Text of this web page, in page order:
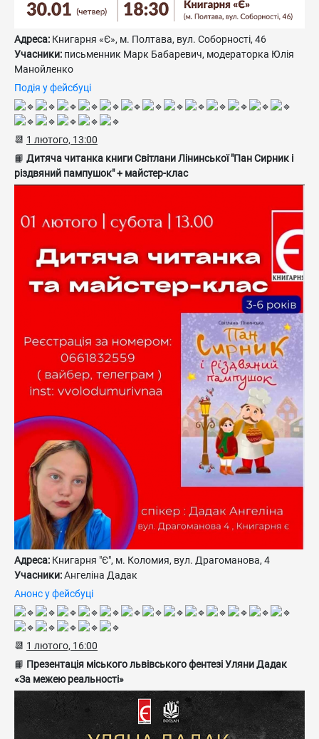
Адреса: Книгарня «Є», м. Полтава, вул. Соборності, 46
Учасники: письменник Марк Бабаревич, модераторка Юлія
Манойленко
Подія у фейсбуці
📆 1 лютого, 13:00
📙 Дитяча читанка книги Світлани Лінинської "Пан Сирник і
різдвяний пампушок" + майстер-клас
Адреса: Книгарня "Є", м. Коломия, вул. Драгоманова, 4
Учасники:Ангеліна Дадак
Анонс у фейсбуці
📆 1 лютого, 16:00
📙 Презентація міського львівського фентезі Уляни Дадак
«За межею реальності»